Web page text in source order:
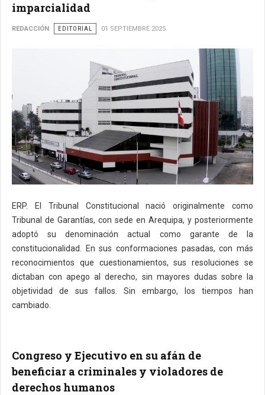
imparcialidad
REDACCIÓN EDITORIAL 01 SEPTIEMBRE 2025
ERP. El Tribunal Constitucional nació originalmente como
Tribunal de Garantías, con sede en Arequipa, y posteriormente
adoptó su denominación actual como garante de la
constitucionalidad. En sus conformaciones pasadas, con más
reconocimientos que cuestionamientos, sus resoluciones se
dictaban con apego al derecho, sin mayores dudas sobre la
objetividad de sus fallos. Sin embargo, los tiempos han
cambiado.
Congreso y Ejecutivo en su afán de
beneficiar a criminales y violadores de
derechos humanos